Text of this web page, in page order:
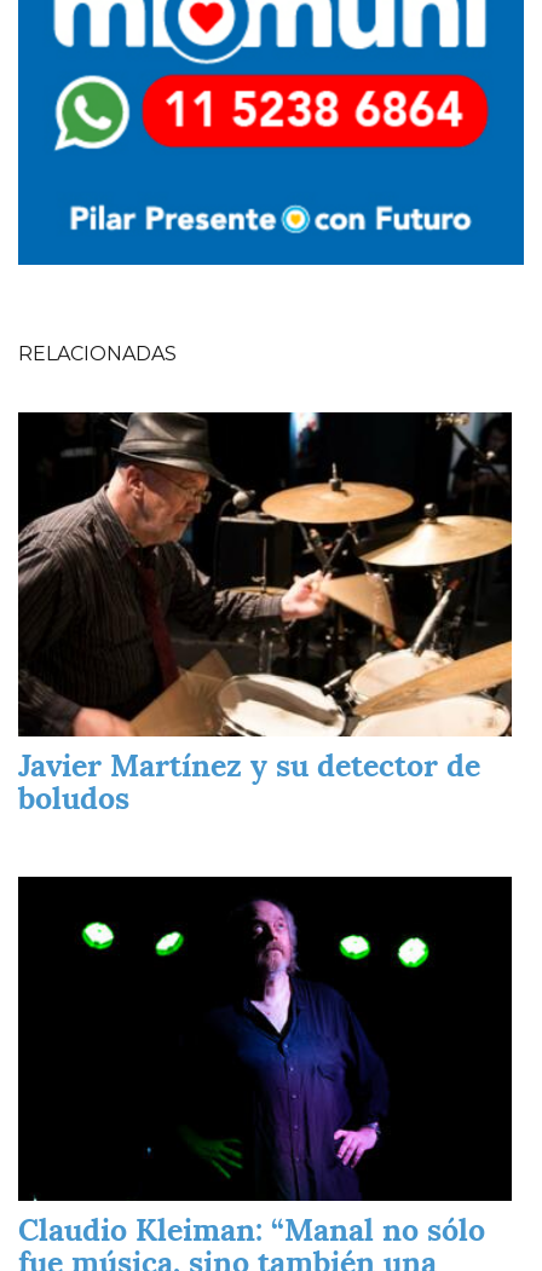
RELACIONADAS
Javier Martínez y su detector de
boludos
Claudio Kleiman: “Manal no sólo
fue música, sino también una